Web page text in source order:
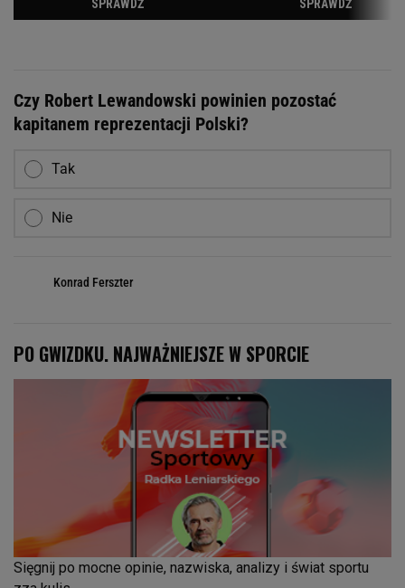
Czy Robert Lewandowski powinien pozostać
kapitanem reprezentacji Polski?
Tak
Nie
Konrad Ferszter